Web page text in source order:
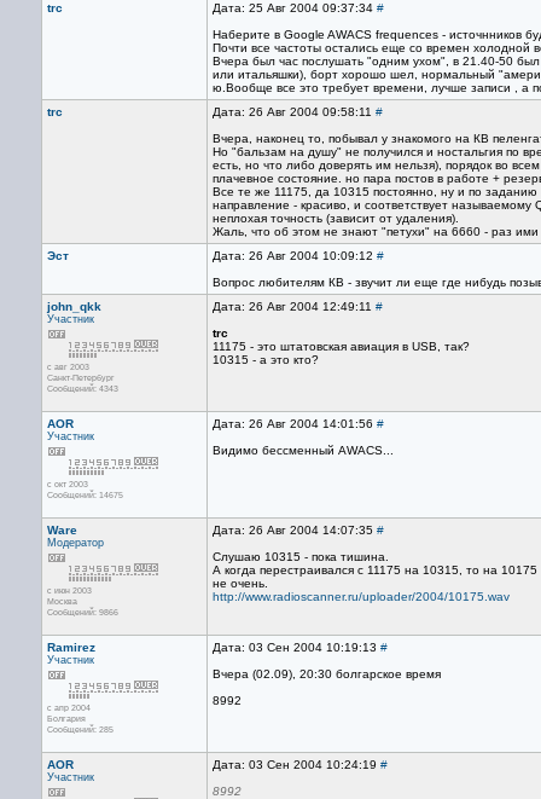
trc Дата: 25 Авг 2004 09:37:34 #
Наберите в Google AWACS frequences - источнников
Почти все частоты остались еще со времен
Вчера был час послушать "одним ухом", в 21.40-50
или итальяшки), борт хорошо шел, нормальный
ю.Вообще все это требует времени, лучше записи , а
trc
Дата: 26 Авг 2004 09:58:11 #
Вчера, наконец то, побывал у знакомого на КВ
Но "бальзам на душу" не получился и ностальгия по
есть, но что либо доверять им нельзя), порядок во
плачевное состояние. но пара постов в работе +
Все те же 11175, да 10315 постоянно, ну и по заданию
направление - красиво, и соответствует
неплохая точность (зависит от удаления).
Жаль, что об этом не знают "петухи" на 6660 - раз
Эст
Дата: 26 Авг 2004 10:09:12 #
Вопрос любителям КВ - звучит ли еще где нибудь
john_qkk
Участник
с авг 2003
Санкт-Петербург
Сообщений: 4343
Дата: 26 Авг 2004 12:49:11 #
trc
11175 - это штатовская авиация в USB, так?
10315 - а это кто?
AOR
Участник
с окт 2003
Сообщений: 14675
Дата: 26 Авг 2004 14:01:56 #
Видимо бессменный AWACS...
Ware
Модератор
с июн 2003
Москва
Сообщений: 9866
Дата: 26 Авг 2004 14:07:35 #
Слушаю 10315 - пока тишина.
А когда перестраивался с 11175 на 10315, то на
не очень.
http://www.radioscanner.ru/uploader/2004/10175.wav
Ramirez
Участник
с апр 2004
Болгария
Сообщений: 285
Дата: 03 Сен 2004 10:19:13 #
Вчера (02.09), 20:30 болгарское время
8992
AOR
Участник
Дата: 03 Сен 2004 10:24:19 #
8992